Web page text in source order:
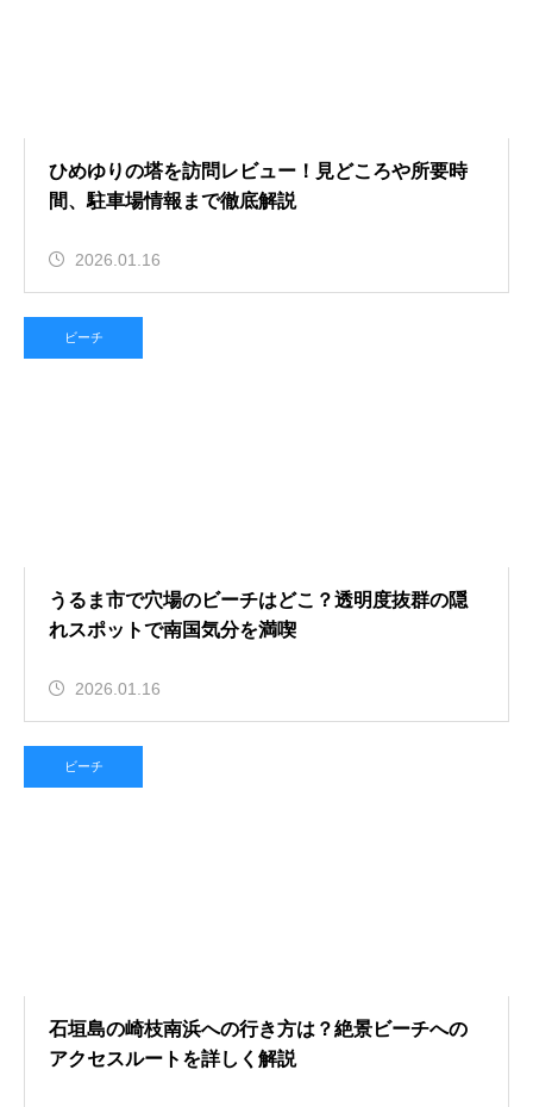
ひめゆりの塔を訪問レビュー！見どころや所要時
間、駐車場情報まで徹底解説
2026.01.16
ビーチ
うるま市で穴場のビーチはどこ？透明度抜群の隠
れスポットで南国気分を満喫
2026.01.16
ビーチ
石垣島の崎枝南浜への行き方は？絶景ビーチへの
アクセスルートを詳しく解説